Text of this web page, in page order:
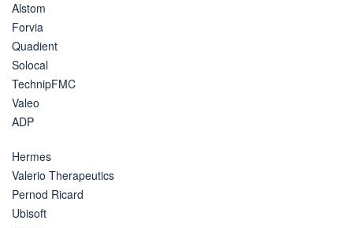
Alstom
Forvia
Quadient
Solocal
TechnipFMC
Valeo
ADP
Hermes
Valerio Therapeutics
Pernod Ricard
Ubisoft